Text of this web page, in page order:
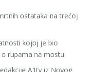
ostataka na trećoj
kojoj je bio
rupama na mostu
A1tv iz Novog